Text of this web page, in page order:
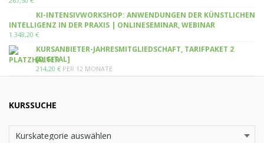
KI-INTENSIVWORKSHOP: ANWENDUNGEN DER KÜNSTLICHEN
INTELLIGENZ IN DER PRAXIS | ONLINESEMINAR, WEBINAR
1.348,20 €
KURSANBIETER-JAHRESMITGLIEDSCHAFT, TARIFPAKET 2
[DIGITAL]
214,20 € PER 12 MONATE
KURSSUCHE